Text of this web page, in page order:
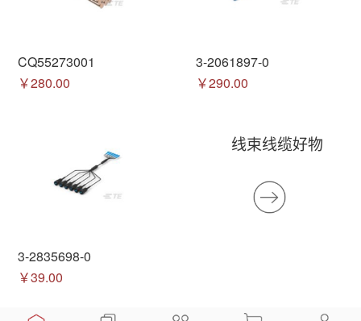
CQ55273001
￥280.00
3-2061897-0
￥290.00
3-2835698-0
￥39.00
线束线缆好物